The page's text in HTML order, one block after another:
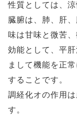
性質としては、
臓腑は、肺、肝、
味は甘味と微苦、
効能として、平
まして機能を正常
することです。
調経化オの作用
す。